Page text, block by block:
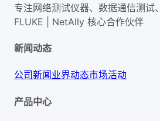
专注网络测试仪器、数据通信测试
FLUKE | NetAlly 核心合作伙伴
新闻动态
公司新闻业界动态市场活动
产品中心